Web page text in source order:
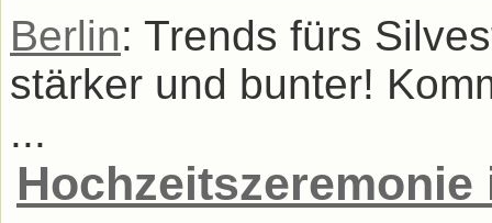
Berlin: Trends fürs
stärker und bunter!
...